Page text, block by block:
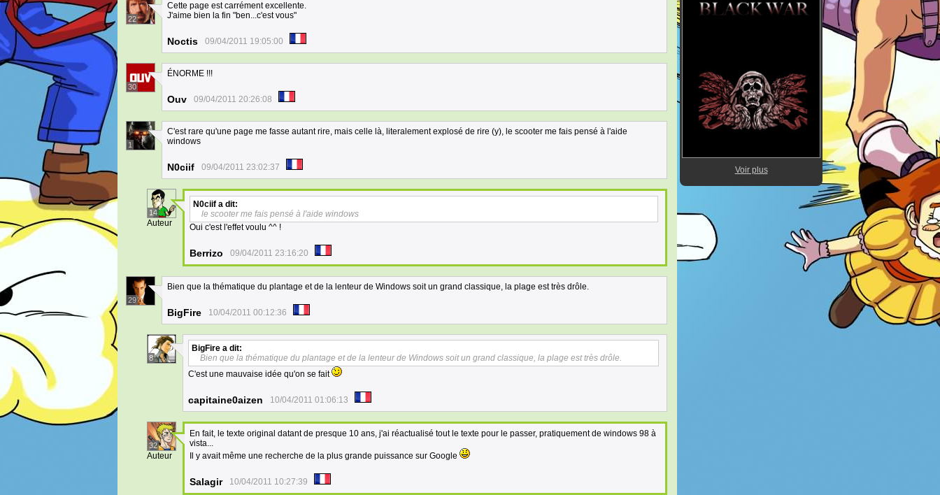
22
Cette page est carrément excellente.
J'aime bien la fin "ben...c'est vous"
Noctis 09/04/2011 19:05:00
30
ÉNORME !!!
Ouv 09/04/2011 20:26:08
1
C'est rare qu'une page me fasse autant rire, mais celle là, literalement explosé de rire (y), le scooter me fais pensé à l'aide
windows
N0ciif 09/04/2011 23:02:37
14
Auteur
N0ciif a dit:
le scooter me fais pensé à l'aide windows
Oui c'est l'effet voulu ^^ !
Berrizo 09/04/2011 23:16:20
29
Bien que la thématique du plantage et de la lenteur de Windows soit un grand classique, la plage est très drôle.
BigFire 10/04/2011 00:12:36
8
BigFire a dit:
Bien que la thématique du plantage et de la lenteur de Windows soit un grand classique, la plage est très drôle.
C'est une mauvaise idée qu'on se fait
capitaine0aizen 10/04/2011 01:06:13
32
Auteur
En fait, le texte original datant de presque 10 ans, j'ai réactualisé tout le texte pour le passer, pratiquement de windows 98 à
vista...
Il y avait même une recherche de la plus grande puissance sur Google
Salagir 10/04/2011 10:27:39
Voir plus